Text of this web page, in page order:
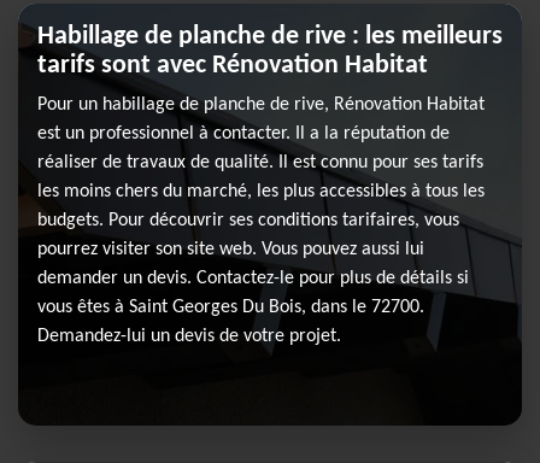
Habillage de planche de rive : les meilleurs
tarifs sont avec Rénovation Habitat
Pour un habillage de planche de rive, Rénovation Habitat
est un professionnel à contacter. Il a la réputation de
réaliser de travaux de qualité. Il est connu pour ses tarifs
les moins chers du marché, les plus accessibles à tous les
budgets. Pour découvrir ses conditions tarifaires, vous
pourrez visiter son site web. Vous pouvez aussi lui
demander un devis. Contactez-le pour plus de détails si
vous êtes à Saint Georges Du Bois, dans le 72700.
Demandez-lui un devis de votre projet.